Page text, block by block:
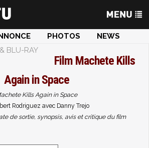
PHOTOS
NEWS
BLU-RAY
Film Machete Kills
Again in Space
Kills Again in Space
Rodriguez avec Danny Trejo
de sortie, synopsis, avis et critique du film